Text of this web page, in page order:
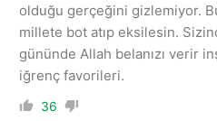
olduğu gerçeğini gizlemiyor.
millete bot atıp eksilesin.
gününde Allah belanızı verir
iğrenç favorileri.
36